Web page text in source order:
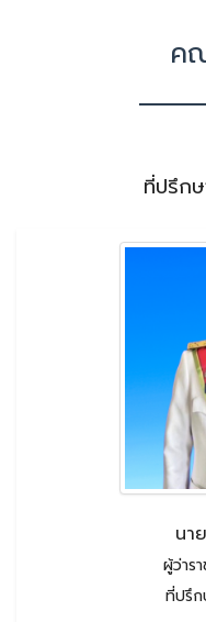
ค
ที่ปรึก
นา
ผู้ว่าร
ที่ปรึก